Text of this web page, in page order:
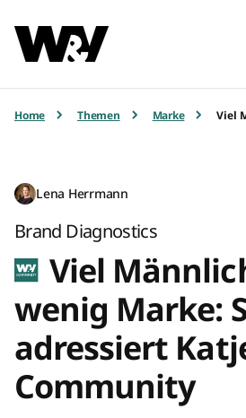
Home Themen Marke Viel
Lena Herrmann
Brand Diagnostics
Viel
wenig Marke:
adressiert
Community